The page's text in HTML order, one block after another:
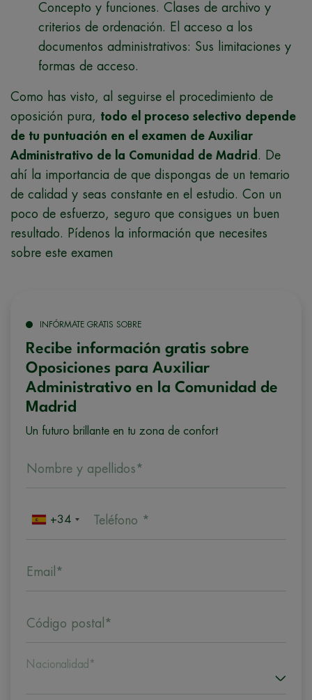
Concepto y funciones. Clases de archivo y
criterios de ordenación. El acceso a los
documentos administrativos: Sus limitaciones y
formas de acceso.
Como has visto, al seguirse el procedimiento de
oposición pura, todo el proceso selectivo depende
de tu puntuación en el examen de Auxiliar
Administrativo de la Comunidad de Madrid . De
ahí la importancia de que dispongas de un temario
de calidad y seas constante en el estudio. Con un
poco de esfuerzo, seguro que consigues un buen
resultado. Pídenos la información que necesites
sobre este examen
INFÓRMATE GRATIS SOBRE
Recibe información gratis sobre
Oposiciones para Auxiliar
Administrativo en la Comunidad de
Madrid
Un futuro brillante en tu zona de confort
Nombre y apellidos*
+34 Teléfono *
Email*
Código postal*
Nacionalidad*